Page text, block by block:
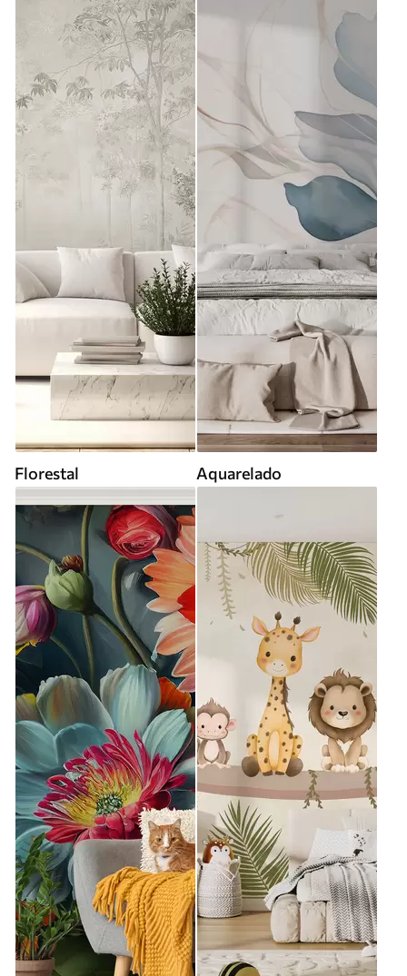
Florestal Aquarelado